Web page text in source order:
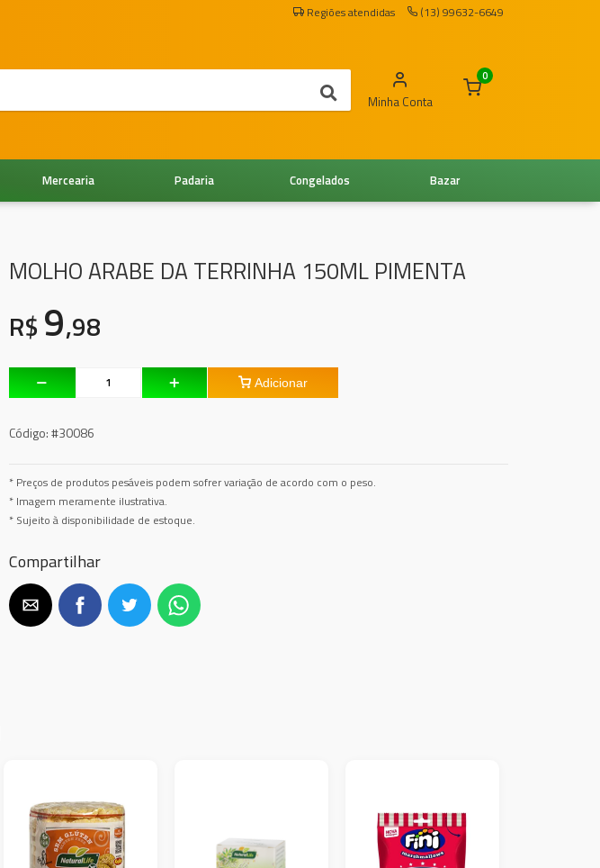
Regiões atendidas (13) 99632-6649
Minha Conta
0
Bazar
Congelados
Padaria
Mercearia
MOLHO ARABE DA TERRINHA 150ML PIMENTA
R$ 9,98
Adicionar
Código:#30086
* Preços de produtos pesáveis podem sofrer variação de acordo com o peso.
* Imagem meramente ilustrativa.
* Sujeito à disponibilidade de estoque.
Compartilhar